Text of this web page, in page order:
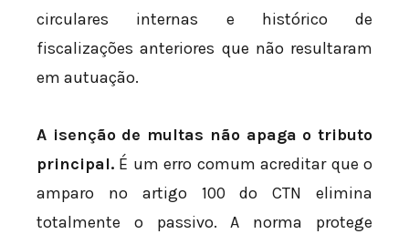
circulares internas e histórico de
fiscalizações anteriores que não resultaram
em autuação.
A isenção de multas não apaga o tributo
principal. É um erro comum acreditar que o
amparo no artigo 100 do CTN elimina
totalmente o passivo. A norma protege